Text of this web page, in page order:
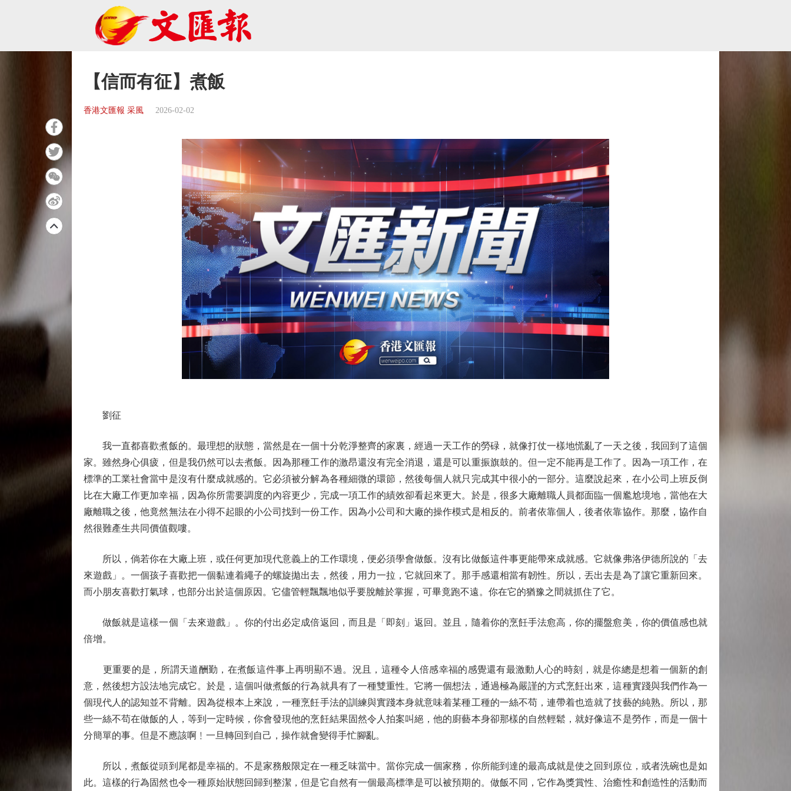
【信而有征】煮飯
香港文匯報 采風 2026-02-02
劉征
我一直都喜歡煮飯的。最理想的狀態，當然是在一個十分乾淨整齊的家裏，經過一天工作的勞碌，就像打仗一樣地慌亂了一天之後，我回到了這個
家。雖然身心俱疲，但是我仍然可以去煮飯。因為那種工作的激昂還沒有完全消退，還是可以重振旗鼓的。但一定不能再是工作了。因為一項工作，在
標準的工業社會當中是沒有什麼成就感的。它必須被分解為各種細微的環節，然後每個人就只完成其中很小的一部分。這麼說起來，在小公司上班反倒
比在大廠工作更加幸福，因為你所需要調度的內容更少，完成一項工作的績效卻看起來更大。於是，很多大廠離職人員都面臨一個尷尬境地，當他在大
廠離職之後，他竟然無法在小得不起眼的小公司找到一份工作。因為小公司和大廠的操作模式是相反的。前者依靠個人，後者依靠協作。那麼，協作自
然很難產生共同價值觀嘍。
所以，倘若你在大廠上班，或任何更加現代意義上的工作環境，便必須學會做飯。沒有比做飯這件事更能帶來成就感。它就像弗洛伊德所說的「去
來遊戲」。一個孩子喜歡把一個黏連着繩子的螺旋拋出去，然後，用力一拉，它就回來了。那手感還相當有韌性。所以，丟出去是為了讓它重新回來。
而小朋友喜歡打氣球，也部分出於這個原因。它儘管輕飄飄地似乎要脫離於掌握，可畢竟跑不遠。你在它的猶豫之間就抓住了它。
做飯就是這樣一個「去來遊戲」。你的付出必定成倍返回，而且是「即刻」返回。並且，隨着你的烹飪手法愈高，你的擺盤愈美，你的價值感也就
倍增。
更重要的是，所謂天道酬勤，在煮飯這件事上再明顯不過。況且，這種令人倍感幸福的感覺還有最激動人心的時刻，就是你總是想着一個新的創
意，然後想方設法地完成它。於是，這個叫做煮飯的行為就具有了一種雙重性。它將一個想法，通過極為嚴謹的方式烹飪出來，這種實踐與我們作為一
個現代人的認知並不背離。因為從根本上來說，一種烹飪手法的訓練與實踐本身就意味着某種工種的一絲不苟，連帶着也造就了技藝的純熟。所以，那
些一絲不苟在做飯的人，等到一定時候，你會發現他的烹飪結果固然令人拍案叫絕，他的廚藝本身卻那樣的自然輕鬆，就好像這不是勞作，而是一個十
分簡單的事。但是不應該啊﹗一旦轉回到自己，操作就會變得手忙腳亂。
所以，煮飯從頭到尾都是幸福的。不是家務般限定在一種乏味當中。當你完成一個家務，你所能到達的最高成就是使之回到原位，或者洗碗也是如
此。這樣的行為固然也令一種原始狀態回歸到整潔，但是它自然有一個最高標準是可以被預期的。做飯不同，它作為獎賞性、治癒性和創造性的活動而